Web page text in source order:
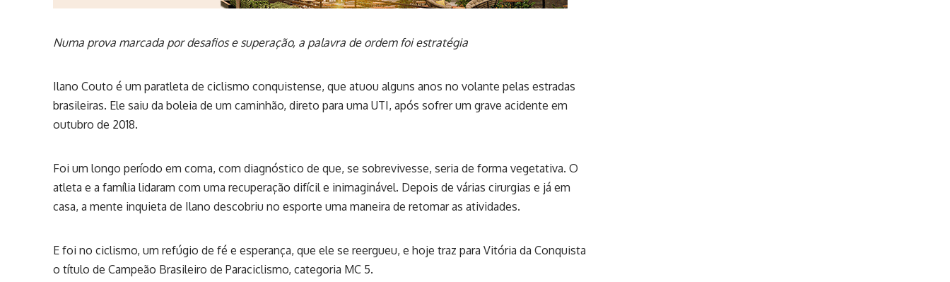
Numa prova marcada por desafios e superação, a palavra de ordem foi estratégia
Ilano Couto é um paratleta de ciclismo conquistense, que atuou alguns anos no volante pelas estradas
brasileiras. Ele saiu da boleia de um caminhão, direto para uma UTI, após sofrer um grave acidente em
outubro de 2018.
Foi um longo período em coma, com diagnóstico de que, se sobrevivesse, seria de forma vegetativa. O
atleta e a família lidaram com uma recuperação difícil e inimaginável. Depois de várias cirurgias e já em
casa, a mente inquieta de Ilano descobriu no esporte uma maneira de retomar as atividades.
E foi no ciclismo, um refúgio de fé e esperança, que ele se reergueu, e hoje traz para Vitória da Conquista
o título de Campeão Brasileiro de Paraciclismo, categoria MC 5.